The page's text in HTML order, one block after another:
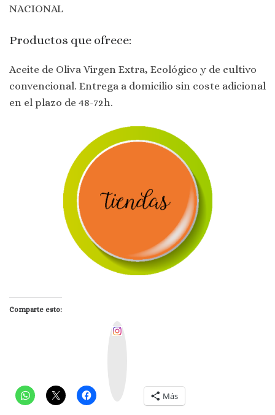
NACIONAL
Productos que ofrece:
Aceite de Oliva Virgen Extra, Ecológico y de cultivo
convencional. Entrega a domicilio sin coste adicional
en el plazo de 48-72h.
Comparte esto:
Más